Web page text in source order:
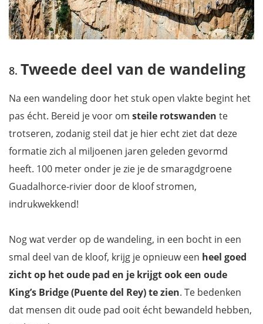
Tweede deel van de wandeling
Na een wandeling door het stuk open vlakte begint het
pas écht. Bereid je voor om steile rotswanden te
trotseren, zodanig steil dat je hier echt ziet dat deze
formatie zich al miljoenen jaren geleden gevormd
heeft. 100 meter onder je zie je de smaragdgroene
Guadalhorce-rivier door de kloof stromen,
indrukwekkend!
Nog wat verder op de wandeling, in een bocht in een
smal deel van de kloof, krijg je opnieuw een heel goed
zicht op het oude pad en je krijgt ook een oude
King’s Bridge (Puente del Rey) te zien. Te bedenken
dat mensen dit oude pad ooit écht bewandeld hebben,